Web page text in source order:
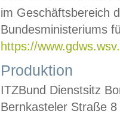
im Geschäftsbereich
Bundesministeriums
https://
Produktion
ITZBund Dienstsitz
Bernkasteler Straße 8